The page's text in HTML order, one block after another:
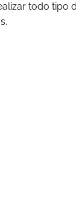
todo tipo